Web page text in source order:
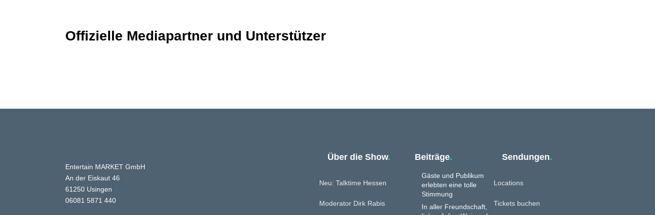
Offizielle Mediapartner und Unterstützer
Entertain MARKET GmbH
An der Eiskaut 46
61250 Usingen
06081 5871 440
Über die Show.
Neu: Talktime Hessen
Moderator Dirk Rabis
Beiträge.
Gäste und Publikum
erlebten eine tolle
Stimmung
In aller Freundschaft,
Sendungen.
Locations
Tickets buchen